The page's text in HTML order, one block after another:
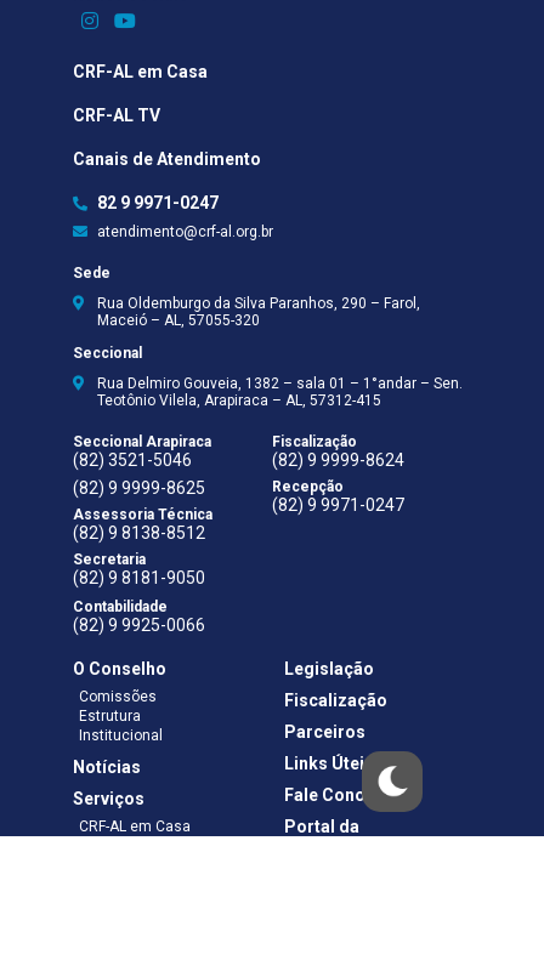
CRF-AL em Casa
CRF-AL TV
Canais de Atendimento
82 9 9971-0247
atendimento@crf-al.org.br
Sede
Rua Oldemburgo da Silva Paranhos, 290 – Farol,
Maceió – AL, 57055-320
Seccional
Rua Delmiro Gouveia, 1382 – sala 01 – 1°andar – Sen.
Teotônio Vilela, Arapiraca – AL, 57312-415
Seccional Arapiraca
(82) 3521-5046
(82) 9 9999-8625
Assessoria Técnica
(82) 9 8138-8512
Secretaria
(82) 9 8181-9050
Contabilidade
(82) 9 9925-0066
Fiscalização
(82) 9 9999-8624
Recepção
(82) 9 9971-0247
O Conselho
Comissões
Estrutura
Institucional
Notícias
Serviços
CRF-AL em Casa
Legislação
Fiscalização
Parceiros
Links Úteis
Fale Conosco
Portal da